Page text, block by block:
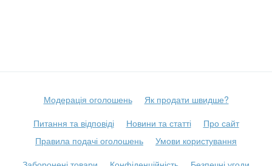
Модерація оголошень
Як продати швидше?
Питання та відповіді
Новини та статті
Про сайт
Правила подачі оголошень
Умови користування